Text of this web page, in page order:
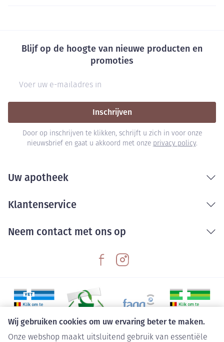
Wij gebruiken cookies om uw ervaring beter te maken.
Onze webshop maakt uitsluitend gebruik van essentiële
Blijf op de hoogte van nieuwe producten en
promoties
Inschrijven
Door op inschrijven te klikken, schrijft u zich in voor onze
nieuwsbrief en gaat u akkoord met onze privacy policy.
Uw apotheek
Klantenservice
Neem contact met ons op
Juridische links